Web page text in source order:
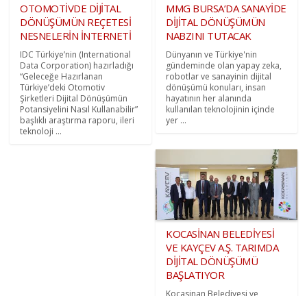
OTOMOTİVDE DİJİTAL
DÖNÜŞÜMÜN REÇETESİ
NESNELERİN İNTERNETİ
IDC Türkiye’nin (International
Data Corporation) hazırladığı
“Geleceğe Hazırlanan
Türkiye’deki Otomotiv
Şirketleri Dijital Dönüşümün
Potansiyelini Nasıl Kullanabilir”
başlıklı araştırma raporu, ileri
teknoloji ...
MMG BURSA’DA SANAYİDE
DİJİTAL DÖNÜŞÜMÜN
NABZINI TUTACAK
Dünyanın ve Türkiye'nin
gündeminde olan yapay zeka,
robotlar ve sanayinin dijital
dönüşümü konuları, insan
hayatının her alanında
kullanılan teknolojinin içinde
yer ...
KOCASİNAN BELEDİYESİ
VE KAYÇEV A.Ş. TARIMDA
DİJİTAL DÖNÜŞÜMÜ
BAŞLATIYOR